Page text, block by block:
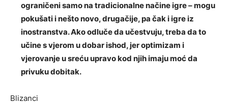
ograničeni samo na tradicionalne načine igre – mogu
pokušati i nešto novo, drugačije, pa čak i igre iz
inostranstva. Ako odluče da učestvuju, treba da to
učine s vjerom u dobar ishod, jer optimizam i
vjerovanje u sreću upravo kod njih imaju moć da
privuku dobitak.
Blizanci